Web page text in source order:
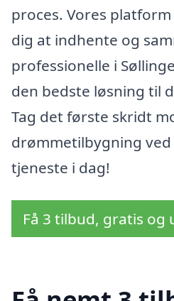
proces. Vores
dig at indhente og
professionelle i
den bedste løsning til
Tag det første skridt
drømmetilbygning
tjeneste i dag!
Få 3 tilbud, gratis